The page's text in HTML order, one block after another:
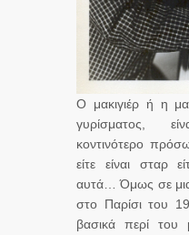
Ο μακιγιέρ ή η
γυρίσματος,
κοντινότερο
είτε είναι σταρ
αυτά… Όμως σε
στο Παρίσι του
βασικά περί του